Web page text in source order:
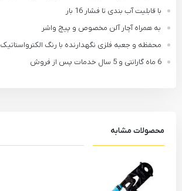
با قابلیت آب بندی تا فشار 16 بار
به همراه آچار آلن مخصوص و پیچ واشر
محفظه و جعبه فلزی نگهدارنده با رنگ الکترواستاتیک
6 ماه گارانتی و 5 سال خدمات پس از فروش
محصولات مشابه